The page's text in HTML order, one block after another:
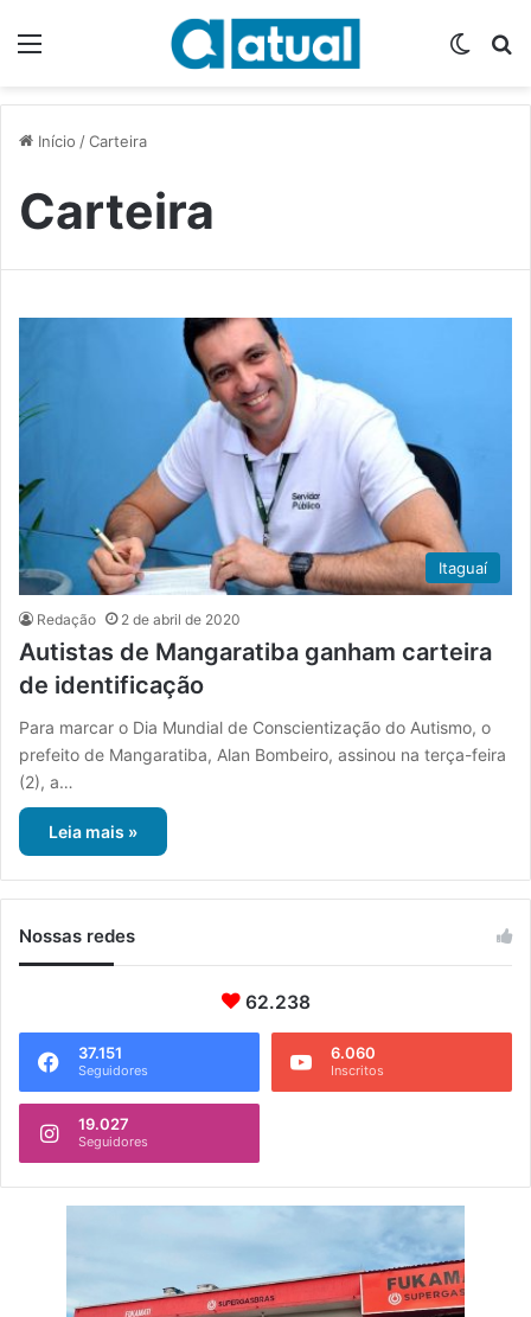
Início /Carteira
Carteira
Itaguaí
Redação 2 de abril de 2020
Autistas de Mangaratiba ganham carteira
de identificação
Para marcar o Dia Mundial de Conscientização do Autismo, o
prefeito de Mangaratiba, Alan Bombeiro, assinou na terça-feira
(2), a…
Leia mais »
Nossas redes
62.238
37.151
Seguidores
6.060
Inscritos
19.027
Seguidores